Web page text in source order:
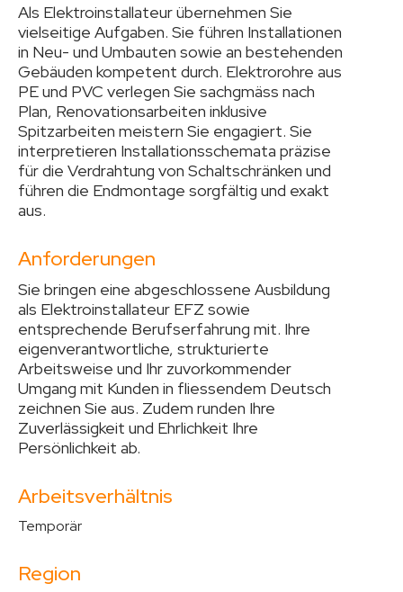
Als Elektroinstallateur übernehmen Sie
vielseitige Aufgaben. Sie führen Installationen
in Neu- und Umbauten sowie an bestehenden
Gebäuden kompetent durch. Elektrorohre aus
PE und PVC verlegen Sie sachgmäss nach
Plan, Renovationsarbeiten inklusive
Spitzarbeiten meistern Sie engagiert. Sie
interpretieren Installationsschemata präzise
für die Verdrahtung von Schaltschränken und
führen die Endmontage sorgfältig und exakt
aus.
Anforderungen
Sie bringen eine abgeschlossene Ausbildung
als Elektroinstallateur EFZ sowie
entsprechende Berufserfahrung mit. Ihre
eigenverantwortliche, strukturierte
Arbeitsweise und Ihr zuvorkommender
Umgang mit Kunden in fliessendem Deutsch
zeichnen Sie aus. Zudem runden Ihre
Zuverlässigkeit und Ehrlichkeit Ihre
Persönlichkeit ab.
Arbeitsverhältnis
Temporär
Region